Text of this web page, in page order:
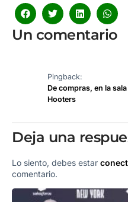
Un comentario
Pingback:
De compras, en la
Hooters
Deja una
Lo siento, debes estar
comentario.